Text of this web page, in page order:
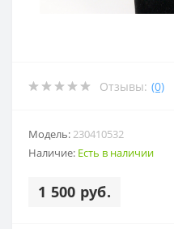
Отзывы: (0)
Модель:230410532
Наличие: Есть в наличии
1 500 руб.